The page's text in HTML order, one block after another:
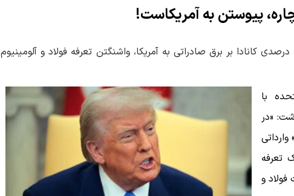
پیوستن به آمریکاست!
رئیس‌جمهور آمریکا اعلام کرد که به دلیل اعمال تعرفه ۲۵ درصدی کانادا بر برق صادراتی به آمریکا، واشنگتن تعرفه فولاد و آلومینیوم
با
«در
وارداتی
تعرفه
فولاد و